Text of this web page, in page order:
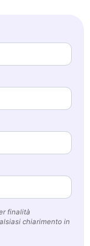
finalità
chiarimento in